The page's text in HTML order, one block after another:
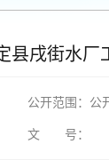
戌街水厂
公开范围：公
文 号：